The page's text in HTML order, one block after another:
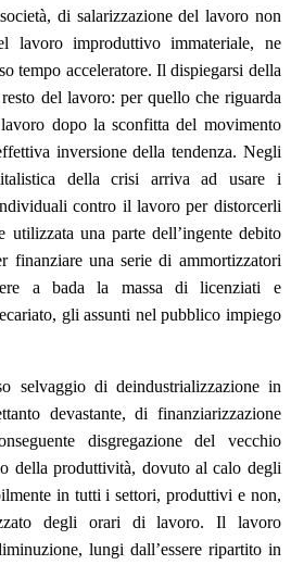
di salarizzazione del lavoro non
lavoro improduttivo immateriale, ne
tempo acceleratore. Il dispiegarsi della
del lavoro: per quello che riguarda
dopo la sconfitta del movimento
inversione della tendenza. Negli
della crisi arriva ad usare i
contro il lavoro per distorcerli
una parte dell’ingente debito
finanziare una serie di ammortizzatori
a bada la massa di licenziati e
gli assunti nel pubblico impiego
selvaggio di deindustrializzazione in
devastante, di finanziarizzazione
disgregazione del vecchio
della produttività, dovuto al calo degli
in tutti i settori, produttivi e non,
degli orari di lavoro. Il lavoro
lungi dall’essere ripartito in